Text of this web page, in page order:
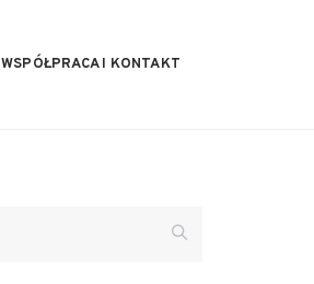
WSPÓŁPRACA I KONTAKT